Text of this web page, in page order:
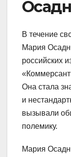
В течение
Мария
российских
Она стала
и
вызывали
полемику.
Мария